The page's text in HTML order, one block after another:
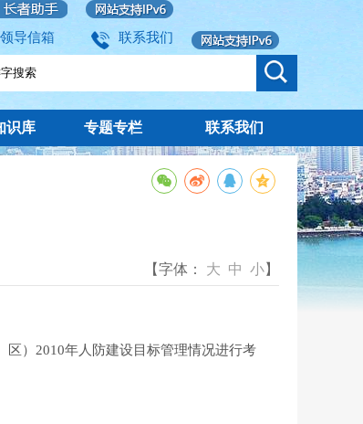
领导信箱 联系我们
识库 专题专栏 联系我们
【字体： 大 中 小】
）2010年人防建设目标管理情况进行考